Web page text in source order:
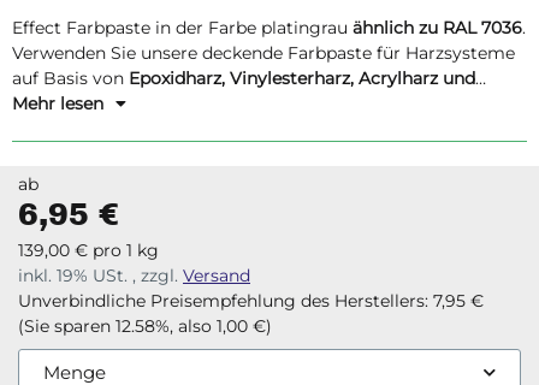
Effect Farbpaste in der Farbe platingrau ähnlich zu RAL 7036.
Verwenden Sie unsere deckende Farbpaste für Harzsysteme
auf Basis von Epoxidharz, Vinylesterharz, Acrylharz und
Polyesterharz.
Mehr lesen
ab
6,95 €
139,00 € pro 1 kg
inkl. 19% USt. , zzgl. Versand
Unverbindliche Preisempfehlung des Herstellers: 7,95 €
(Sie sparen 12.58%, also 1,00 €)
Menge